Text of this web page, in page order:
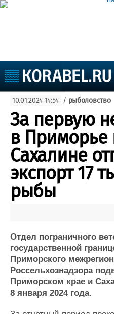
Судоходство
Судоремонт
События
Пресс-релизы
Порты
Рыболовство
ВМФ
Образование
Яхты и катера
Еще
Судостроение
Компании
Репутация
Работа
Крюинг
Журнал
Услуги
10.01.2024 14:54 / рыболовство
За первую
в Приморье
Сахалине
экспорт 17
рыбы
Отдел пограничного
государственной
Приморского
Россельхознадзора
Приморском крае и
8 января 2024 года.